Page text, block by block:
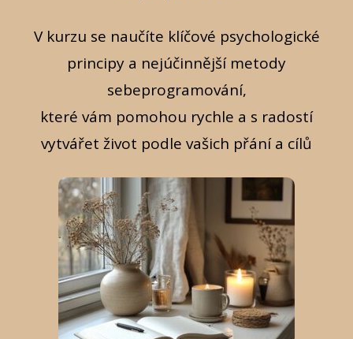
V kurzu se naučíte klíčové psychologické
principy a nejúčinnější metody
sebeprogramování,
které vám pomohou rychle a s radostí
vytvářet život podle vašich přání a cílů